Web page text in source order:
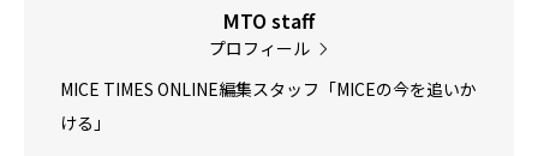
MTO staff
プロフィール
MICE TIMES ONLINE編集スタッフ「MICEの今を追いか
ける」